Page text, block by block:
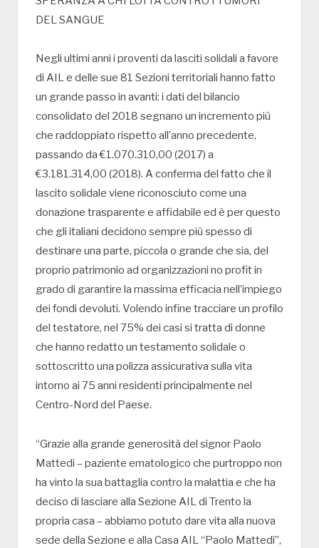
DEL SANGUE
Negli ultimi anni i proventi da lasciti solidali a favore
di AIL e delle sue 81 Sezioni territoriali hanno fatto
un grande passo in avanti: i dati del bilancio
consolidato del 2018 segnano un incremento più
che raddoppiato rispetto all’anno precedente,
passando da €1.070.310,00 (2017) a
€3.181.314,00 (2018). A conferma del fatto che il
lascito solidale viene riconosciuto come una
donazione trasparente e affidabile ed è per questo
che gli italiani decidono sempre più spesso di
destinare una parte, piccola o grande che sia, del
proprio patrimonio ad organizzazioni no profit in
grado di garantire la massima efficacia nell’impiego
dei fondi devoluti. Volendo infine tracciare un profilo
del testatore, nel 75% dei casi si tratta di donne
che hanno redatto un testamento solidale o
sottoscritto una polizza assicurativa sulla vita
intorno ai 75 anni residenti principalmente nel
Centro-Nord del Paese.
“Grazie alla grande generosità del signor Paolo
Mattedi – paziente ematologico che purtroppo non
ha vinto la sua battaglia contro la malattia e che ha
deciso di lasciare alla Sezione AIL di Trento la
propria casa – abbiamo potuto dare vita alla nuova
sede della Sezione e alla Casa AIL “Paolo Mattedi”,